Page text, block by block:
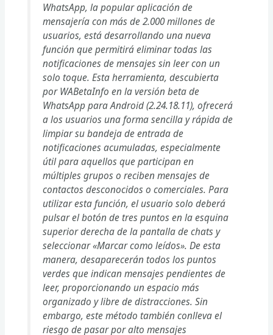
WhatsApp, la popular aplicación de
mensajería con más de 2.000 millones de
usuarios, está desarrollando una nueva
función que permitirá eliminar todas las
notificaciones de mensajes sin leer con un
solo toque. Esta herramienta, descubierta
por WABetaInfo en la versión beta de
WhatsApp para Android (2.24.18.11), ofrecerá
a los usuarios una forma sencilla y rápida de
limpiar su bandeja de entrada de
notificaciones acumuladas, especialmente
útil para aquellos que participan en
múltiples grupos o reciben mensajes de
contactos desconocidos o comerciales. Para
utilizar esta función, el usuario solo deberá
pulsar el botón de tres puntos en la esquina
superior derecha de la pantalla de chats y
seleccionar «Marcar como leídos». De esta
manera, desaparecerán todos los puntos
verdes que indican mensajes pendientes de
leer, proporcionando un espacio más
organizado y libre de distracciones. Sin
embargo, este método también conlleva el
riesgo de pasar por alto mensajes